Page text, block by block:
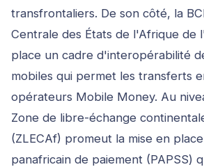
transfrontaliers. De son côté, la
Centrale des États de l'Afrique de
place un cadre d'interopérabilité
mobiles qui permet les transferts
opérateurs Mobile Money. Au
Zone de libre-échange
(ZLECAf) promeut la mise en
panafricain de paiement (PAPSS)